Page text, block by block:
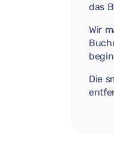
das
Wir
Die